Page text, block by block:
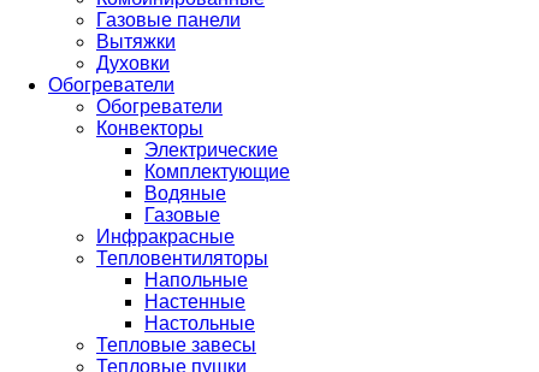
Газовые панели
Вытяжки
Духовки
Обогреватели
Обогреватели
Конвекторы
Электрические
Комплектующие
Водяные
Газовые
Инфракрасные
Тепловентиляторы
Напольные
Настенные
Настольные
Тепловые завесы
Тепловые пушки